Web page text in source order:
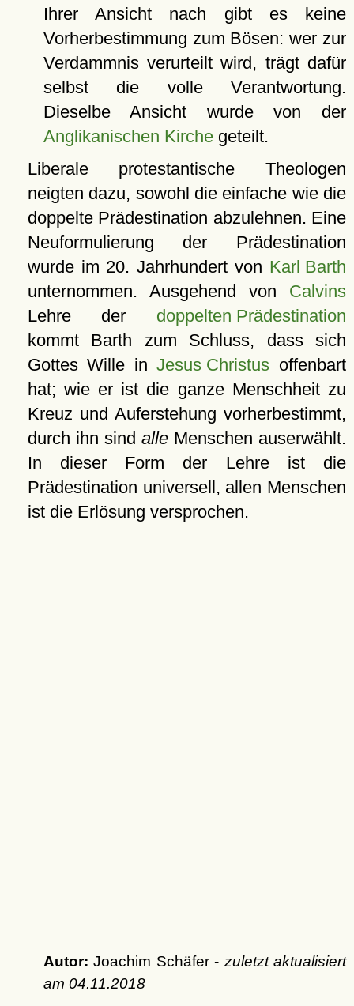
Ihrer Ansicht nach gibt es keine
Vorherbestimmung zum Bösen: wer zur
Verdammnis verurteilt wird, trägt dafür
selbst die volle Verantwortung.
Dieselbe Ansicht wurde von der
Anglikanischen Kirchegeteilt.
Liberale protestantische Theologen
neigten dazu, sowohl die einfache wie die
doppelte Prädestination abzulehnen. Eine
Neuformulierung der Prädestination
wurde im 20. Jahrhundert von Karl Barth
unternommen. Ausgehend von Calvins
Lehre der doppelten Prädestination
kommt Barth zum Schluss, dass sich
Gottes Wille inJesus Christus offenbart
hat; wie er ist die ganze Menschheit zu
Kreuz und Auferstehung vorherbestimmt,
durch ihn sind alleMenschen auserwählt.
In dieser Form der Lehre ist die
Prädestination universell, allen Menschen
ist die Erlösung versprochen.
Autor: Joachim Schäfer - zuletzt aktualisiert
am 04.11.2018